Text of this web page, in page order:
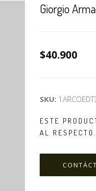
Giorgio
$40.900
SKU:
ESTE
AL RESPECTO.